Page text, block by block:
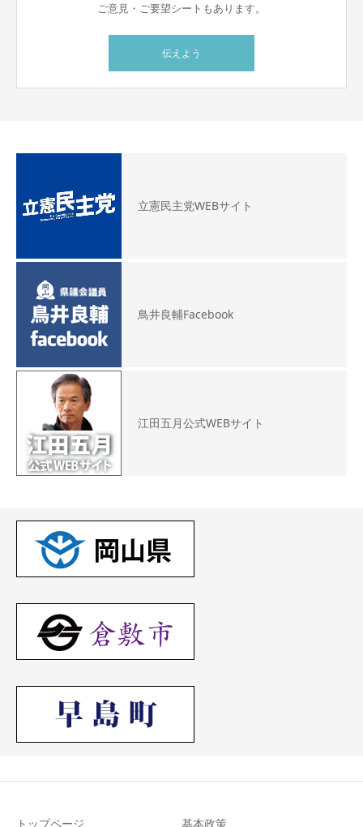
ご意見・ご要望シートもあります。
伝えよう
立憲民主党WEBサイト
鳥井良輔Facebook
江田五月公式WEBサイト
トップページ 基本政策